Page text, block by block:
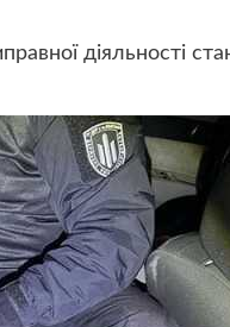
діяльності